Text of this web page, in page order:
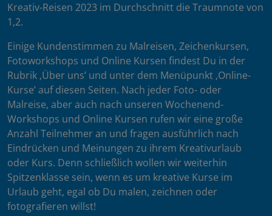
Kreativ-Reisen 2023 im Durchschnitt die Traumnote von
1,2.
Einige Kundenstimmen zu Malreisen, Zeichenkursen,
Fotoworkshops und Online Kursen findest Du in der
Rubrik ‚Über uns’ und unter dem Menüpunkt ‚Online-
Kurse’ auf diesen Seiten. Nach jeder Foto- oder
Malreise, aber auch nach unseren Wochenend-
Workshops und Online Kursen rufen wir eine große
Anzahl Teilnehmer an und fragen ausführlich nach
Eindrücken und Meinungen zu ihrem Kreativurlaub
oder Kurs. Denn schließlich wollen wir weiterhin
Spitzenklasse sein, wenn es um kreative Kurse im
Urlaub geht, egal ob Du malen, zeichnen oder
fotografieren willst!